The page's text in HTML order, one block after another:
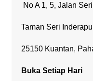
No A 1, 5, Jalan
Taman Seri
25150 Kuantan,
Buka Setiap Hari